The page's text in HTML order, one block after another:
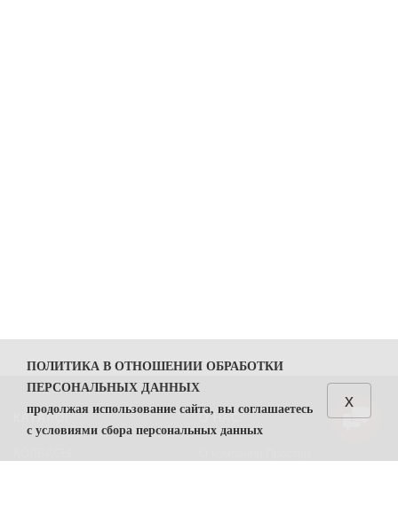
КАТАЛОГ О НАС
ПОЛИТИКА В ОТНОШЕНИИ ОБРАБОТКИ
ПЕРСОНАЛЬНЫХ ДАННЫХ
продолжая использование сайта, вы соглашаетесь
с условиями сбора персональных данных
x